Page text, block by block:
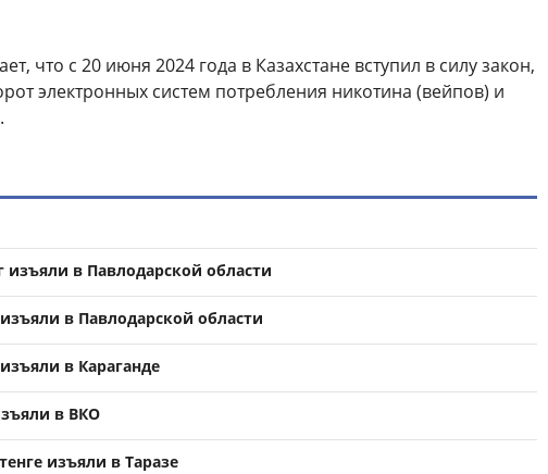
что с 20 июня 2024 года в Казахстане вступил в силу закон,
электронных систем потребления никотина (вейпов) и
изъяли в Павлодарской области
в Павлодарской области
в Караганде
в ВКО
изъяли в Таразе